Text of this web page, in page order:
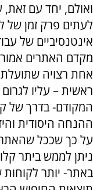
ואולם, יחד עם זאת,
אינטנסיביים של
מקדם האתרים
אחת רצויה
ראשית – עליו
המקודם- בדרך של
ההנחה היסודית
על כך שככל שהאתר
ניתן לממש ביתר
באתר- יותר